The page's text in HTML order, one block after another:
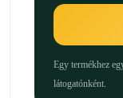
Egy termékhez
látogatónként.